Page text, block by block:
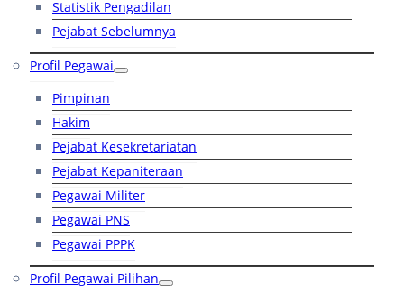
Statistik Pengadilan
Pejabat Sebelumnya
Profil Pegawai
Pimpinan
Hakim
Pejabat Kesekretariatan
Pejabat Kepaniteraan
Pegawai Militer
Pegawai PNS
Pegawai PPPK
Profil Pegawai Pilihan